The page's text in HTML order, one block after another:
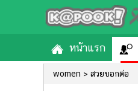
หน้าแรก
women สวยบอกต่อ